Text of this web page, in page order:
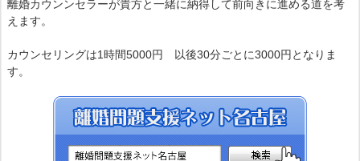
離婚カウンンセラーが貴方と一緒に納得して前向きに進める道を考
えます。
カウンセリングは1時間5000円 以後30分ごとに3000円となりま
す。